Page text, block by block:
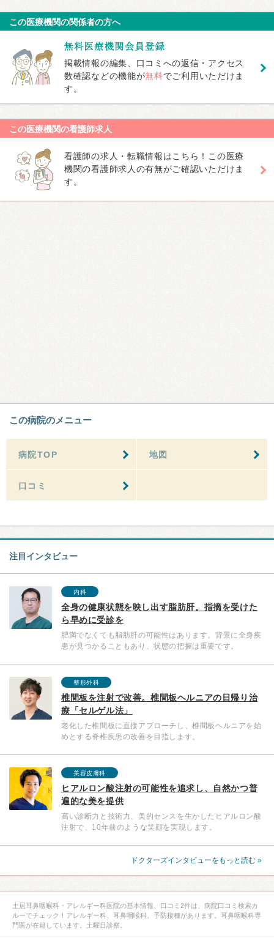
この医療機関の関係者の方へ
掲載情報の編集、口コミへの返信・アクセス
数確認などの機能が無料でご利用いただけま
す。
この医療機関の看護師求人
看護師の求人・転職情報はこちら！この医療
機関の看護師求人の有無がご確認いただけま
す。
この病院のメニュー
病院TOP 地図
口コミ
注目インタビュー
内科
全身の健康状態を映し出す脂肪肝。指摘を受けた
ら早めに受診を
肥満でなくても脂肪肝の可能性はあります。背景に全身疾
患が見つかることもあり、状態の把握は重要です。
整形外科
椎間板を注射で改善。椎間板ヘルニアの日帰り治
療「セルゲル法」
老化した椎間板に直接アプローチし、椎間板ヘルニアを始
めとする脊椎疾患の改善を目指します。
美容皮膚科
ヒアルロン酸注射の可能性を追求し、自然かつ普
遍的な美を提供
高い診断力と技術力、美的センスを生かしたヒアルロン酸
注射で、10年前のような笑顔を実現します。
ドクターズインタビューをもっと読む »
土居耳鼻咽喉科・アレルギー科医院の基本情報、口コミ2件は、病院口コミ検索カ
ルーでチェック！アレルギー科、耳鼻咽喉科、予防接種があります。耳鼻咽喉科専
門医が在籍しています。土曜日診察。